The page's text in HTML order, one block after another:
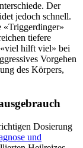
Der
jedoch schnell.
«Triggerdinger»
tiefere
hilft viel» bei
Vorgehen
des Körpers,
Dosierung
und